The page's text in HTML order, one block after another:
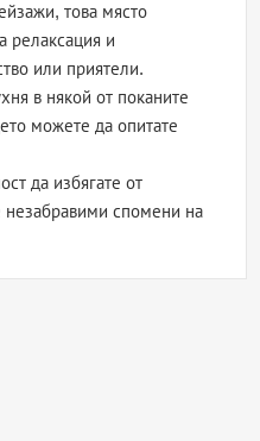
това място
релаксация и
или приятели.
в някой от поканите
можете да опитате
да избягате от
незабравими спомени на